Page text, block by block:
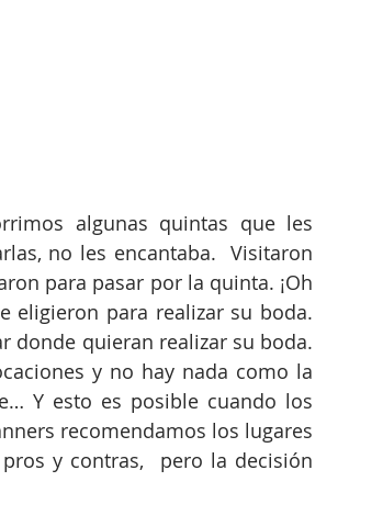
algunas quintas que les
no les encantaba.  Visitaron
para pasar por la quinta. ¡Oh
eligieron para realizar su boda.
donde quieran realizar su boda.
y no hay nada como la
Y esto es posible cuando los
recomendamos los lugares
y contras,  pero la decisión